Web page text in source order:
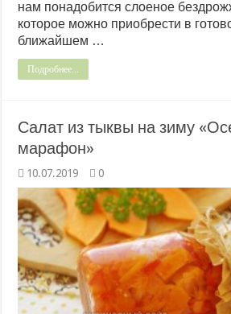
нам понадобится слоеное
которое можно приобрести в
ближайшем …
Подробнее...
Салат из тыквы на зиму
марафон»
10.07.2019 0